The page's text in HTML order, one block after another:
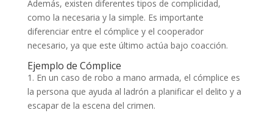
Además, existen diferentes tipos de complicidad,
como la necesaria y la simple. Es importante
diferenciar entre el cómplice y el cooperador
necesario, ya que este último actúa bajo coacción.
Ejemplo de Cómplice
1. En un caso de robo a mano armada, el cómplice es
la persona que ayuda al ladrón a planificar el delito y a
escapar de la escena del crimen.